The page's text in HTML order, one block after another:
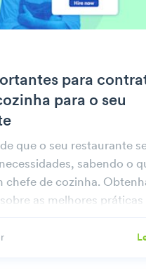
para
para o seu
que o seu restaurante
sabendo o
chefe de cozinha.
as melhores práticas
as medidas a tomar após